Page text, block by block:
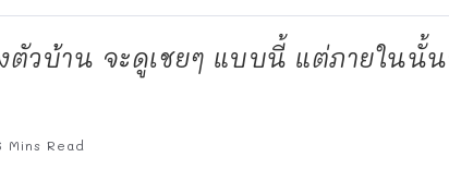
ตัวบ้าน จะดูเชยๆ แบบนี้ แต่ภายในนั้
Mins Read